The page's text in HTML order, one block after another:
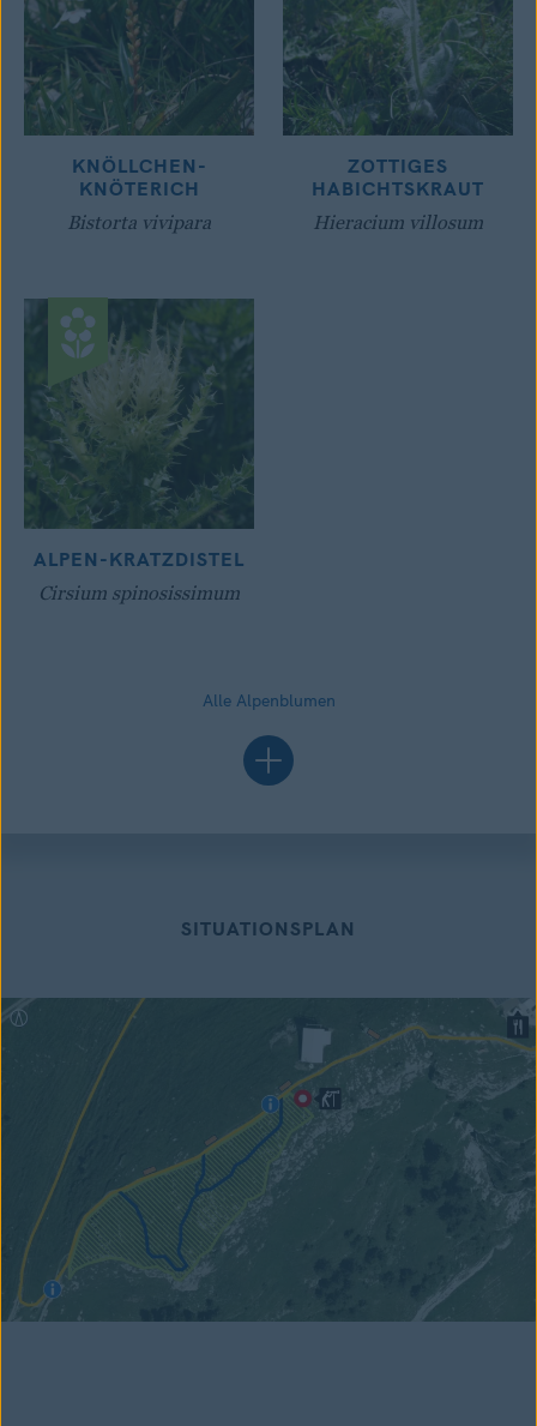
KNÖLLCHEN-
KNÖTERICH
Bistorta vivipara
ZOTTIGES
HABICHTSKRAUT
Hieracium villosum
ALPEN-KRATZDISTEL
Cirsium spinosissimum
Alle Alpenblumen
SITUATIONSPLAN